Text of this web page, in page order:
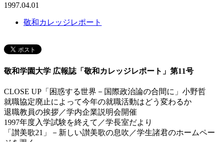
1997.04.01
敬和カレッジレポート
敬和学園大学 広報誌「敬和カレッジレポート」第11号
CLOSE UP「困惑する世界－国際政治論の合間に」小野哲
就職協定廃止によって今年の就職活動はどう変わるか
退職教員の挨拶／学内企業説明会開催
1997年度入学試験を終えて／学長室だより
「讃美歌21」－新しい讃美歌の息吹／学生諸君のホームペー